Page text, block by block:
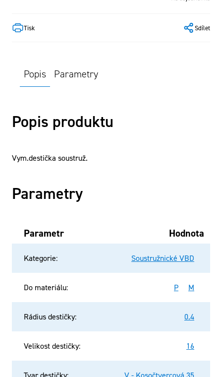
Tisk Sdílet
Popis Parametry
Popis produktu
Vym.destička soustruž.
Parametry
Parametr Hodnota
Kategorie: Soustružnické VBD
Do materiálu: P M
Rádius destičky: 0.4
Velikost destičky: 16